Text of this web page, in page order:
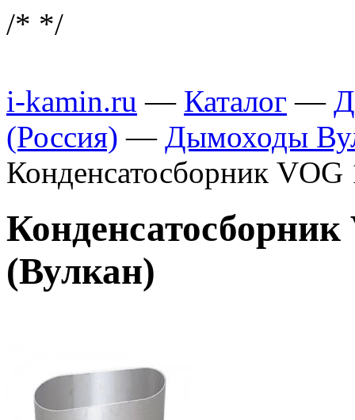
/* */
i-kamin.ru — Каталог —
(Россия) — Дымоходы
Конденсатосборник
(Вулкан)